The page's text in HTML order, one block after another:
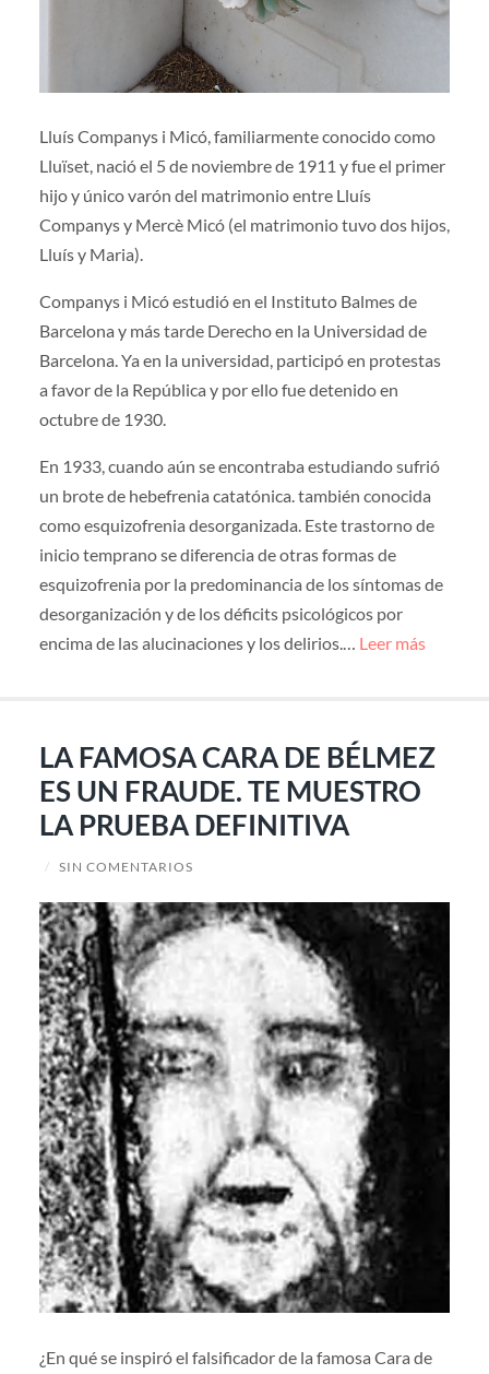
Lluís Companys i Micó, familiarmente conocido como
Lluïset, nació el 5 de noviembre de 1911 y fue el primer
hijo y único varón del matrimonio entre Lluís
Companys y Mercè Micó (el matrimonio tuvo dos hijos,
Lluís y Maria).
Companys i Micó estudió en el Instituto Balmes de
Barcelona y más tarde Derecho en la Universidad de
Barcelona. Ya en la universidad, participó en protestas
a favor de la República y por ello fue detenido en
octubre de 1930.
En 1933, cuando aún se encontraba estudiando sufrió
un brote de hebefrenia catatónica. también conocida
como esquizofrenia desorganizada. Este trastorno de
inicio temprano se diferencia de otras formas de
esquizofrenia por la predominancia de los síntomas de
desorganización y de los déficits psicológicos por
encima de las alucinaciones y los delirios.… Leer más
LA FAMOSA CARA DE BÉLMEZ
ES UN FRAUDE. TE MUESTRO
LA PRUEBA DEFINITIVA
/ SIN COMENTARIOS
¿En qué se inspiró el falsificador de la famosa Cara de